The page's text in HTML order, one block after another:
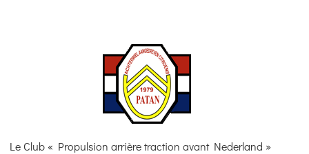
Le Club « Propulsion arrière traction avant Nederland »